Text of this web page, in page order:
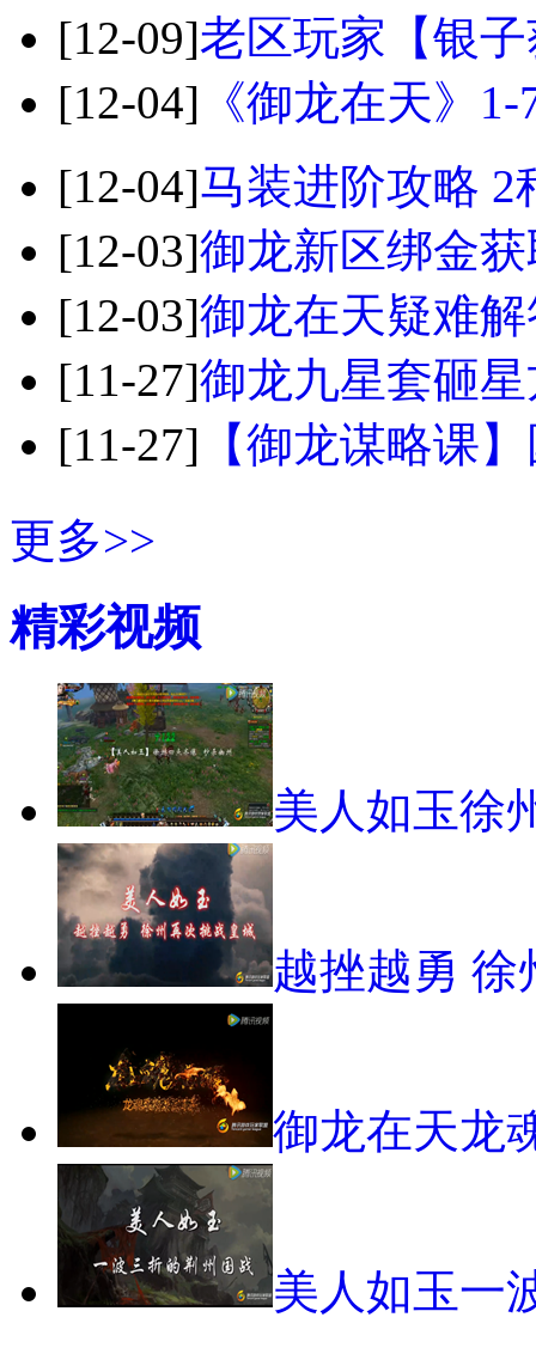
[12-09]老区玩家【银
[12-04] 《御龙在天》
[12-04]马装进阶攻略 2
[12-03]御龙新区绑金
[12-03]御龙在天疑难
[11-27]御龙九星套砸
[11-27] 【御龙谋略课
更多>>
精彩视频
美人如玉徐
越挫越勇 徐
御龙在天龙
美人如玉一